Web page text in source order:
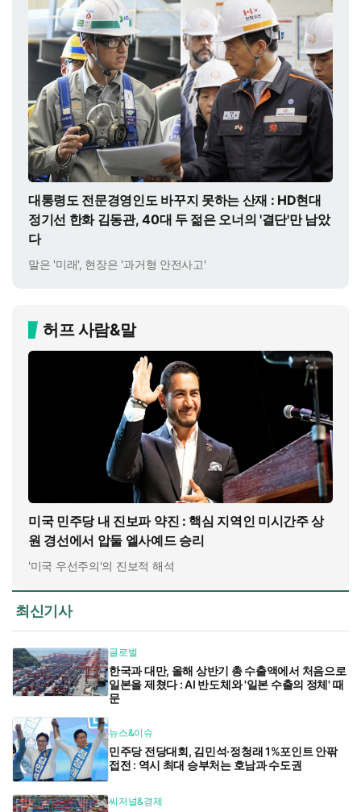
대통령도 전문경영인도 바꾸지 못하는 산재 : HD현대
정기선 한화 김동관, 40대 두 젊은 오너의 '결단'만 남았
다
말은 '미래', 현장은 '과거형 안전사고'
허프 사람&말
미국 민주당 내 진보파 약진 : 핵심 지역인 미시간주 상
원 경선에서 압둘 엘사예드 승리
'미국 우선주의'의 진보적 해석
최신기사
글로벌
한국과 대만, 올해 상반기 총 수출액에서 처음으로
일본을 제쳤다 : AI 반도체와 '일본 수출의 정체' 때
문
뉴스&이슈
민주당 전당대회, 김민석·정청래 1%포인트 안팎
접전 : 역시 최대 승부처는 호남과 수도권
씨저널&경제